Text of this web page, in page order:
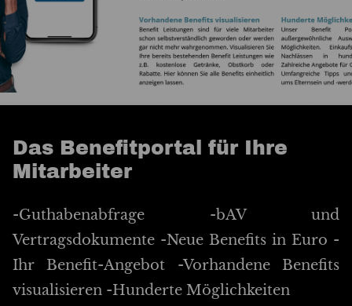
Das Benefitportal für Ihre
Mitarbeiter
-Guthabenabfrage -bAV und
Vertragsdokumente -Neue Benefits in Euro -
Ihr Benefit-Angebot -Vorhandene Benefits
visualisieren -Hunderte Möglichkeiten